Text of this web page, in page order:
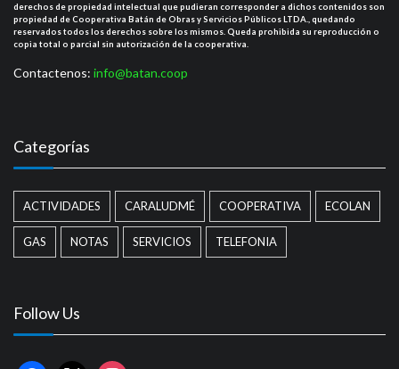
derechos de propiedad intelectual que pudieran corresponder a dichos contenidos son
propiedad de Cooperativa Batán de Obras y Servicios Públicos LTDA., quedando
reservados todos los derechos sobre los mismos. Queda prohibida su reproducción o
copia total o parcial sin autorización de la cooperativa.
Contactenos: info@batan.coop
Categorías
ACTIVIDADES CARALUDMÉ COOPERATIVA ECOLAN
GAS NOTAS SERVICIOS TELEFONIA
Follow Us